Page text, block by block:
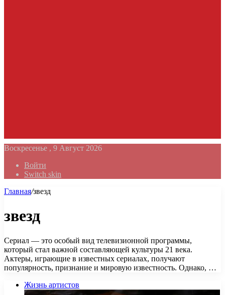
Воскресенье , 9 Август 2026
Войти
Switch skin
Главная/звезд
звезд
Сериал — это особый вид телевизионной программы,
который стал важной составляющей культуры 21 века.
Актеры, играющие в известных сериалах, получают
популярность, признание и мировую известность. Однако, …
Жизнь артистов